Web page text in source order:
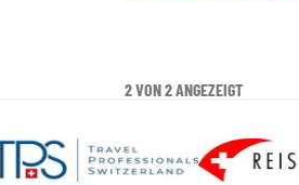
2 VON 2 ANGEZEIGT